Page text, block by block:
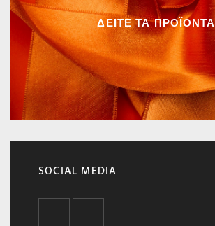
ΔΕΙΤΕ ΤΑ ΠΡΟΪΟΝΤΑ
SOCIAL MEDIA